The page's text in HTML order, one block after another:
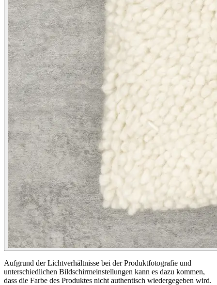
Aufgrund der Lichtverhältnisse bei der Produktfotografie und
unterschiedlichen Bildschirmeinstellungen kann es dazu kommen,
dass die Farbe des Produktes nicht authentisch wiedergegeben wird.